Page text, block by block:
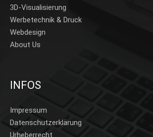
3D-Visualisierung
Werbetechnik & Druck
Webdesign
About Us
INFOS
Impressum
Datenschutzerklärung
Urheberrecht